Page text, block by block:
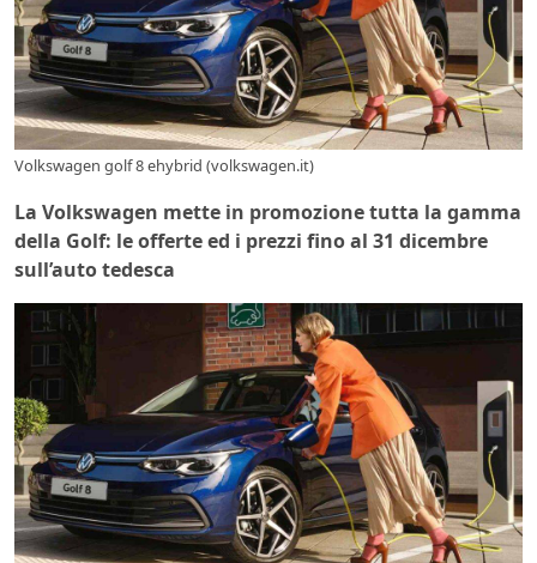
Volkswagen golf 8 ehybrid (volkswagen.it)
La Volkswagen mette in promozione tutta la gamma
della Golf: le offerte ed i prezzi fino al 31 dicembre
sull’auto tedesca